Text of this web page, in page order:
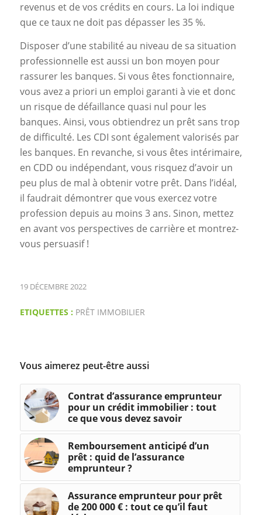
revenus et de vos crédits en cours. La loi indique
que ce taux ne doit pas dépasser les 35 %.
Disposer d’une stabilité au niveau de sa situation
professionnelle est aussi un bon moyen pour
rassurer les banques. Si vous êtes fonctionnaire,
vous avez a priori un emploi garanti à vie et donc
un risque de défaillance quasi nul pour les
banques. Ainsi, vous obtiendrez un prêt sans trop
de difficulté. Les CDI sont également valorisés par
les banques. En revanche, si vous êtes intérimaire,
en CDD ou indépendant, vous risquez d’avoir un
peu plus de mal à obtenir votre prêt. Dans l’idéal,
il faudrait démontrer que vous exercez votre
profession depuis au moins 3 ans. Sinon, mettez
en avant vos perspectives de carrière et montrez-
vous persuasif !
19 DÉCEMBRE 2022
ETIQUETTES : PRÊT IMMOBILIER
Vous aimerez peut-être aussi
Contrat d’assurance emprunteur
pour un crédit immobilier : tout
ce que vous devez savoir
Remboursement anticipé d’un
prêt : quid de l’assurance
emprunteur ?
Assurance emprunteur pour prêt
de 200 000 € : tout ce qu’il faut